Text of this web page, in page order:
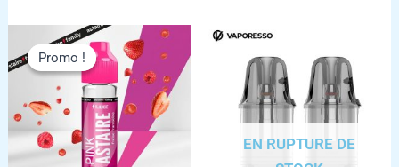
Promo !
Promo !
EN RUPTURE DE